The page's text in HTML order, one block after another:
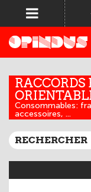
RACCORDS
Consommables:
accessoires, ...